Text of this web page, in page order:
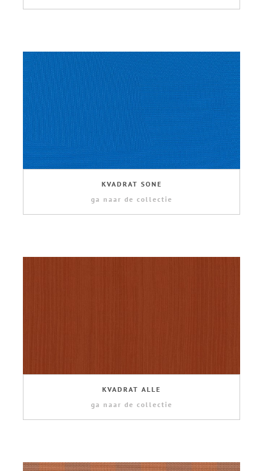
KVADRAT SONE
ga naar de collectie
KVADRAT ALLE
ga naar de collectie